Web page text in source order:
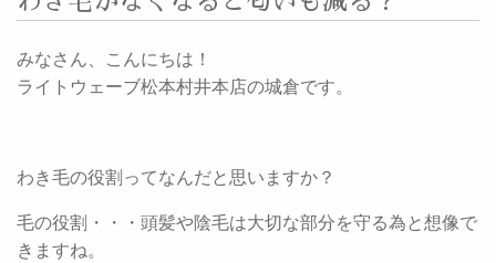
みなさん、こんにちは！
ライトウェーブ松本村井本店の城倉です。
わき毛の役割ってなんだと思いますか？
毛の役割・・・頭髪や陰毛は大切な部分を守る為と想像で
きますね。